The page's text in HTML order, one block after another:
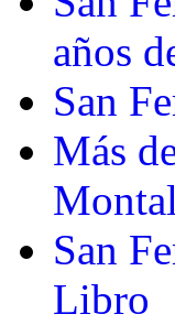
años
San
Más
San
Libro